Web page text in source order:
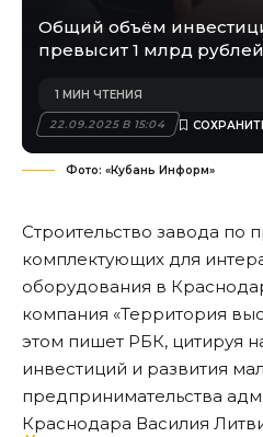
Общий объём
превысит 1 млрд
22.09.2025 В 15:04
1 МИН ЧТЕНИЯ
Фото: «Кубань Информ»
Строительство завода по
комплектующих для
оборудования в
компания «Территория
этом пишет РБК, цитируя
инвестиций и развития
предпринимательства
Краснодара Василия